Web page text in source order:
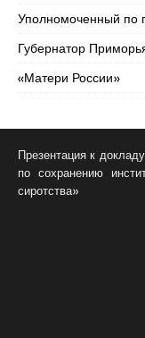
Уполномоченный по
Губернатор
«Матери России»
Презентация к
по сохранению
сиротства»